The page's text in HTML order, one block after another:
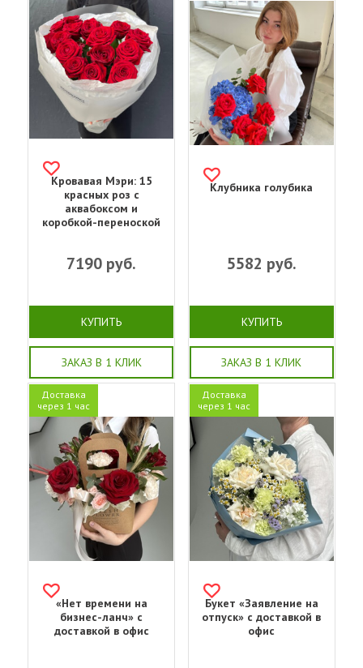
Кровавая Мэри: 15
красных роз с
аквабоксом и
коробкой-переноской
7190 руб.
КУПИТЬ
ЗАКАЗ В 1 КЛИК
Клубника голубика
5582 руб.
КУПИТЬ
ЗАКАЗ В 1 КЛИК
Доставка
через 1 час
«Нет времени на
бизнес-ланч» с
доставкой в офис
Доставка
через 1 час
Букет «Заявление на
отпуск» с доставкой в
офис